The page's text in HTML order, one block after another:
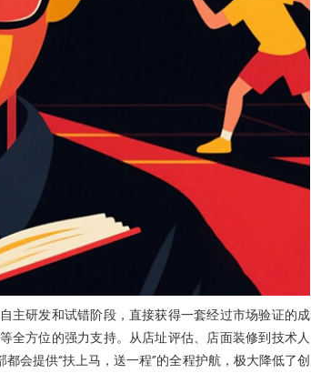
主研发和试错阶段，直接获得一套经过市场验证的成
全方位的强力支持。从店址评估、店面装修到技术人
会提供“扶上马，送一程”的全程护航，极大降低了创